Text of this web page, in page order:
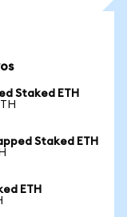
Staked ETH
Staked ETH
ETH